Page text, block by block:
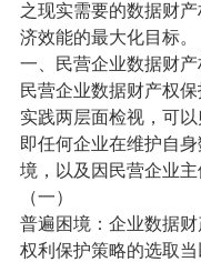
之现实需要的数据财
济效能的最大化目标。
一、民营企业数据财
民营企业数据财产权
实践两层面检视，可以
即任何企业在维护自
境，以及因民营企业主
（一）
普遍困境：企业数据
权利保护策略的选取